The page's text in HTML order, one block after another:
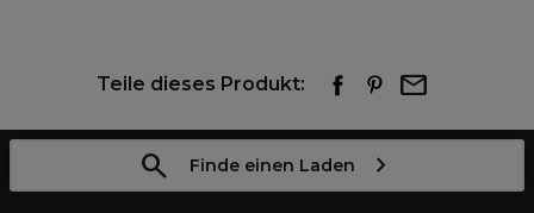
Teile dieses Produkt:
Finde einen Laden